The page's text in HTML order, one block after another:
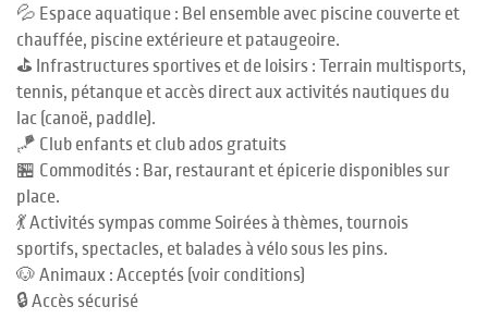
💦 Espace aquatique : Bel ensemble avec piscine couverte et
chauffée, piscine extérieure et pataugeoire.
⛳ Infrastructures sportives et de loisirs : Terrain multisports,
tennis, pétanque et accès direct aux activités nautiques du
lac (canoë, paddle).
🪁 Club enfants et club ados gratuits
🏪 Commodités : Bar, restaurant et épicerie disponibles sur
place.
💃 Activités sympas comme Soirées à thèmes, tournois
sportifs, spectacles, et balades à vélo sous les pins.
🐶 Animaux : Acceptés (voir conditions)
🔒 Accès sécurisé